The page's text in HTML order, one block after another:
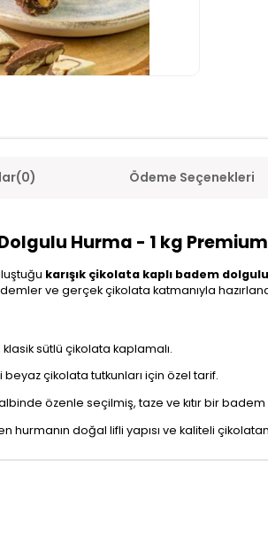
(0) Ödeme Seçenekleri
Hurma - 1 kg
karışık çikolata kaplı badem
ve gerçek çikolata katmanıyla
sütlü çikolata kaplamalı.
beyaz çikolata tutkunları için özel tarif.
özenle seçilmiş, taze ve kıtır bir badem
hurmanın doğal lifli yapısı ve kaliteli